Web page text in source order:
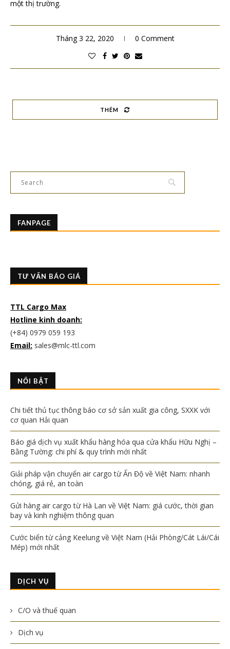
một thị trường.
Tháng 3 22, 2020 0 Comment
THÊM
FANPAGE
TƯ VẤN BÁO GIÁ
TTL Cargo Max
Hotline kinh doanh:
(+84) 0979 059 193
Email: sales@mlc-ttl.com
NỔI BẬT
Chi tiết thủ tục thông báo cơ sở sản xuất gia công, SXXK với
cơ quan Hải quan
Báo giá dịch vụ xuất khẩu hàng hóa qua cửa khẩu Hữu Nghị –
Bằng Tường: chi phí & quy trình mới nhất
Giải pháp vận chuyển air cargo từ Ấn Độ về Việt Nam: nhanh
chóng, giá rẻ, an toàn
Gửi hàng air cargo từ Hà Lan về Việt Nam: giá cước, thời gian
bay và kinh nghiệm thông quan
Cước biển từ cảng Keelung về Việt Nam (Hải Phòng/Cát Lái/Cái
Mép) mới nhất
DỊCH VỤ
C/O và thuế quan
Dịch vụ